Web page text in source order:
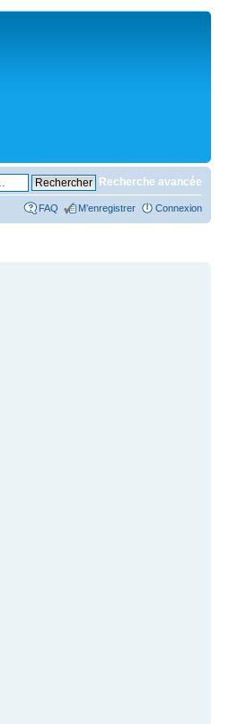
Recherche avancée
FAQ M’enregistrer Connexion